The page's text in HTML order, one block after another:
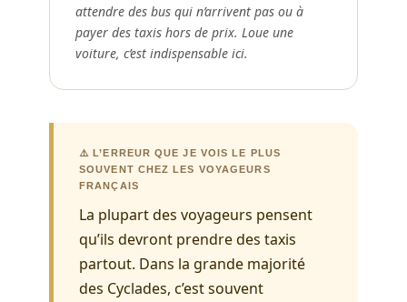
attendre des bus qui n’arrivent pas ou à
payer des taxis hors de prix. Loue une
voiture, c’est indispensable ici.
⚠️ L’ERREUR QUE JE VOIS LE PLUS
SOUVENT CHEZ LES VOYAGEURS
FRANÇAIS
La plupart des voyageurs pensent
qu’ils devront prendre des taxis
partout. Dans la grande majorité
des Cyclades, c’est souvent